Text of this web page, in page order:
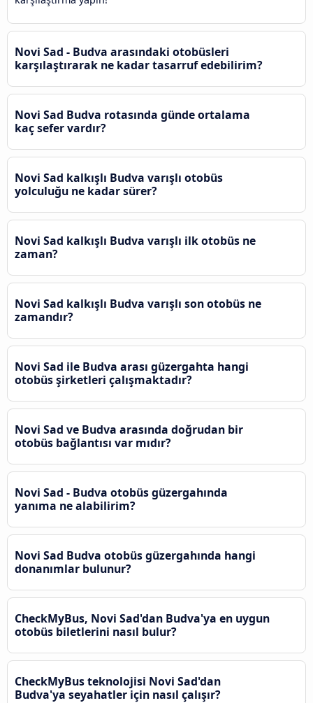
Novi Sad - Budva arasındaki otobüsleri
karşılaştırarak ne kadar tasarruf edebilirim?
Novi Sad Budva rotasında günde ortalama
kaç sefer vardır?
Novi Sad kalkışlı Budva varışlı otobüs
yolculuğu ne kadar sürer?
Novi Sad kalkışlı Budva varışlı ilk otobüs ne
zaman?
Novi Sad kalkışlı Budva varışlı son otobüs ne
zamandır?
Novi Sad ile Budva arası güzergahta hangi
otobüs şirketleri çalışmaktadır?
Novi Sad ve Budva arasında doğrudan bir
otobüs bağlantısı var mıdır?
Novi Sad - Budva otobüs güzergahında
yanıma ne alabilirim?
Novi Sad Budva otobüs güzergahında hangi
donanımlar bulunur?
CheckMyBus, Novi Sad'dan Budva'ya en uygun
otobüs biletlerini nasıl bulur?
CheckMyBus teknolojisi Novi Sad'dan
Budva'ya seyahatler için nasıl çalışır?